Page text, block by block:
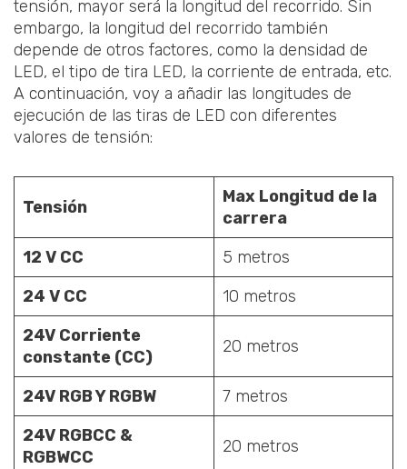
tensión, mayor será la longitud del recorrido. Sin
embargo, la longitud del recorrido también
depende de otros factores, como la densidad de
LED, el tipo de tira LED, la corriente de entrada, etc.
A continuación, voy a añadir las longitudes de
ejecución de las tiras de LED con diferentes
valores de tensión:
Tensión
Max Longitud de la
carrera
12 V CC
5 metros
24 V CC
10 metros
24V Corriente
constante (CC)
20 metros
24V RGB Y RGBW
7 metros
24V RGBCC &
RGBWCC
20 metros